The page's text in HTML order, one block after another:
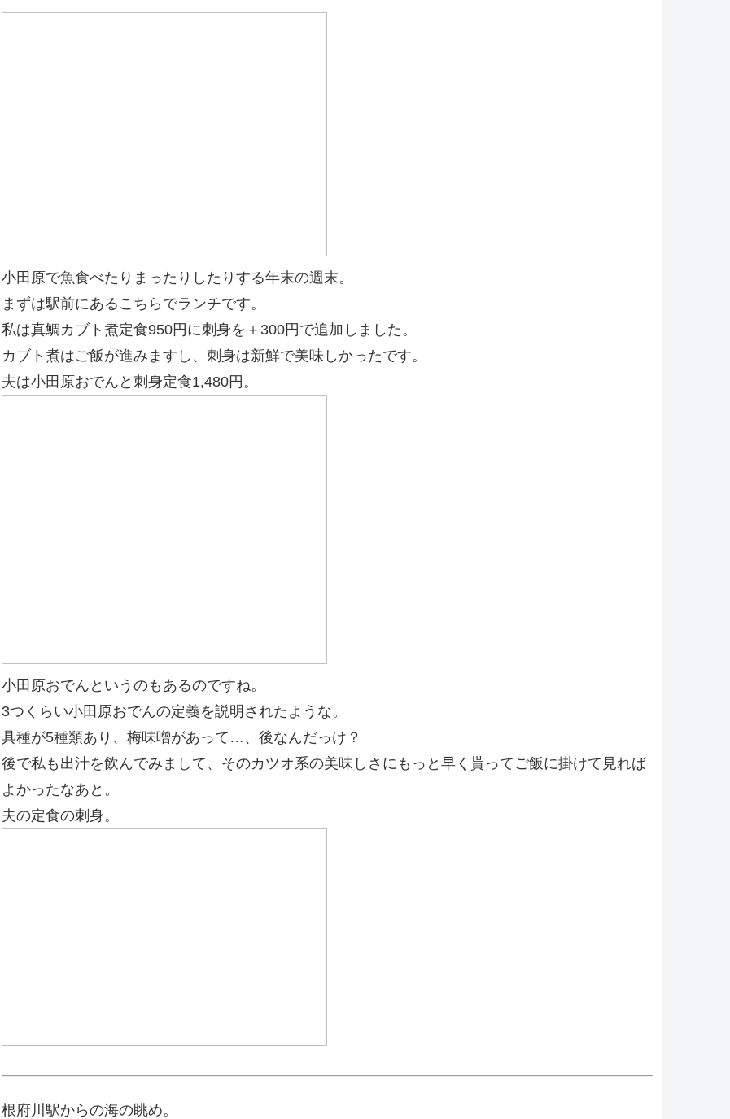
小田原で魚食べたりまったりしたりする年末の週末。
まずは駅前にあるこちらでランチです。
私は真鯛カブト煮定食950円に刺身を＋300円で追加しました。
カブト煮はご飯が進みますし、刺身は新鮮で美味しかったです。
夫は小田原おでんと刺身定食1,480円。
小田原おでんというのもあるのですね。
3つくらい小田原おでんの定義を説明されたような。
具種が5種類あり、梅味噌があって…、後なんだっけ？
後で私も出汁を飲んでみまして、そのカツオ系の美味しさにもっと早く貰ってご飯に掛けて見れば
よかったなあと。
夫の定食の刺身。
根府川駅からの海の眺め。